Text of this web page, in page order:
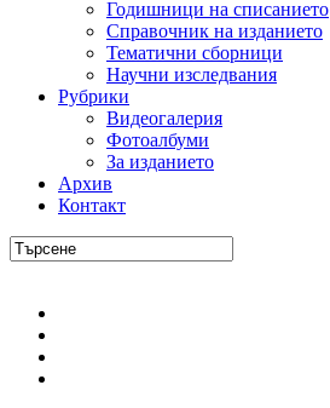
Годишници на списанието
Справочник на изданието
Тематични сборници
Научни изследвания
Рубрики
Видеогалерия
Фотоалбуми
За изданието
Архив
Контакт